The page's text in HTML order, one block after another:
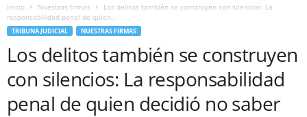
Inicio Nuestras firmas
Los delitos también se construyen con silencios: La
responsabilidad penal de quien...
TRIBUNA JUDICIAL NUESTRAS FIRMAS
Los delitos también se construyen
con silencios: La responsabilidad
penal de quien decidió no saber